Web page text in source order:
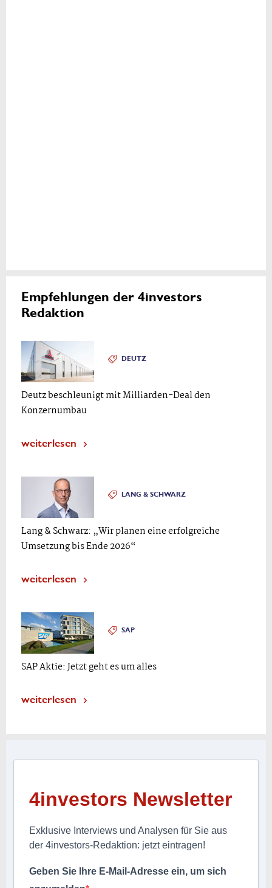
Empfehlungen der 4investors
Redaktion
DEUTZ
Deutz beschleunigt mit Milliarden-Deal den
Konzernumbau
weiterlesen
LANG & SCHWARZ
Lang & Schwarz: „Wir planen eine erfolgreiche
Umsetzung bis Ende 2026“
weiterlesen
SAP
SAP Aktie: Jetzt geht es um alles
weiterlesen
4investors Newsletter
Exklusive Interviews und Analysen für Sie aus
der 4investors-Redaktion: jetzt eintragen!
Geben Sie Ihre E-Mail-Adresse ein, um sich